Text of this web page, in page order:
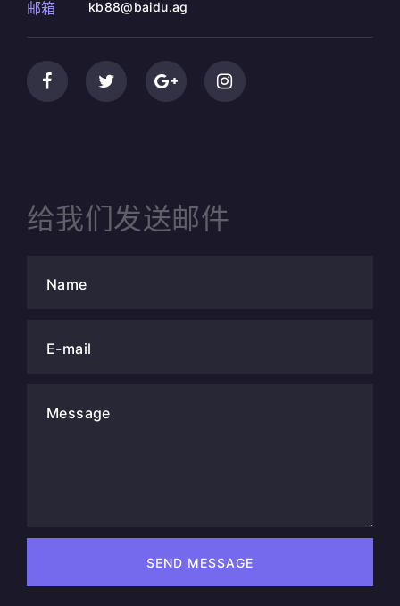
邮箱 kb88@baidu.ag
给我们发送邮件
Name
E-mail
Message
SEND MESSAGE